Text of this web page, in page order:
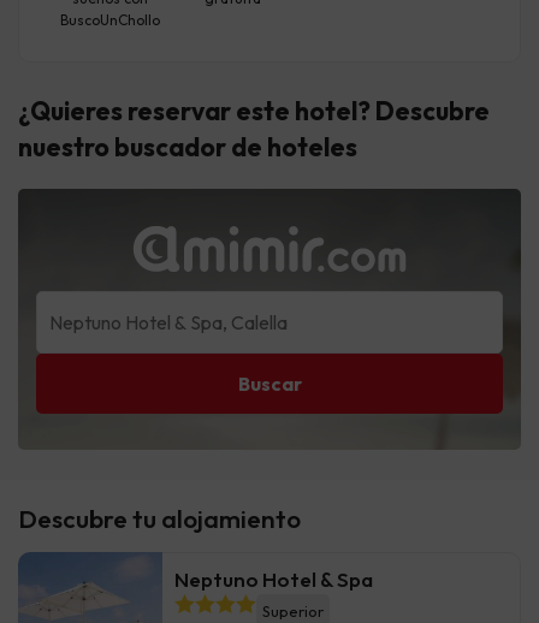
Descubre tu alojamiento
Neptuno Hotel & Spa
Superior
BuscoUnChollo
¿Quieres reservar este hotel? Descubre
nuestro buscador de hoteles
Buscar